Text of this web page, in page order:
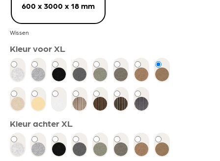
600 x 3000 x 18 mm
Wissen
Kleur voor XL
Kleur achter XL